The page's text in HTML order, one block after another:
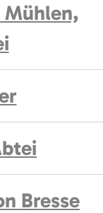
Mühlen,
Bresse